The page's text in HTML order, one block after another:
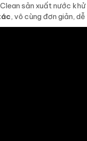
sản xuất nước
, vô cùng đơn giản,